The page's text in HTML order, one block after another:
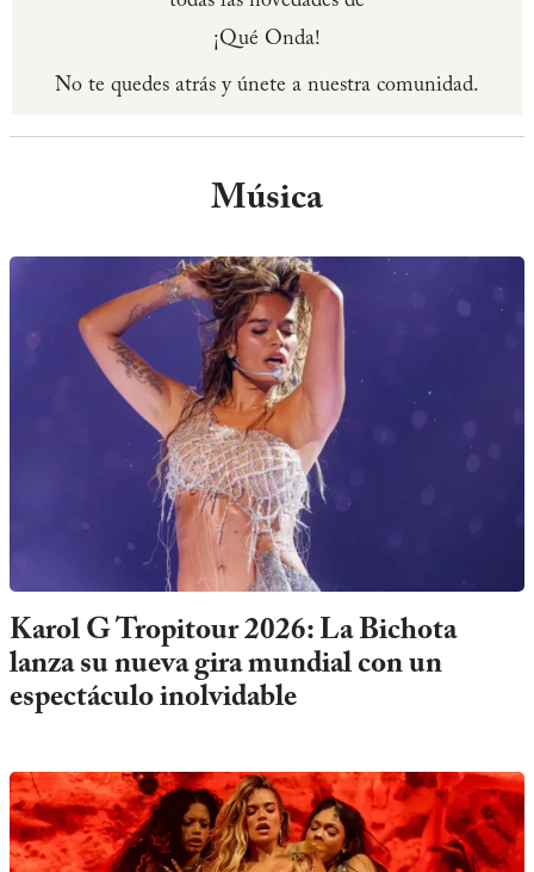
¡Qué Onda!
No te quedes atrás y únete a nuestra comunidad.
Música
Karol G Tropitour 2026: La Bichota
lanza su nueva gira mundial con un
espectáculo inolvidable